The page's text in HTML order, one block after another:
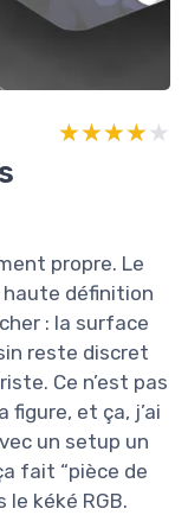
★★★★★
★★★★★
propre. Le
définition
: la surface
reste discret
Ce n’est pas
figure, et ça, j’ai
un setup un
fait “pièce de
kéké RGB.